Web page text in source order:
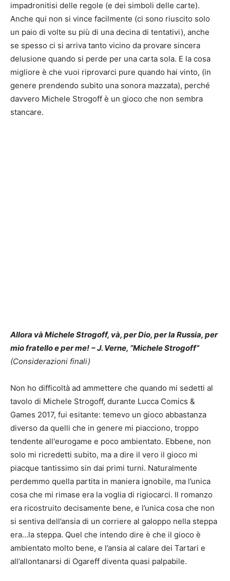
impadronitisi delle regole (e dei simboli delle carte).
Anche qui non si vince facilmente (ci sono riuscito solo
un paio di volte su più di una decina di tentativi), anche
se spesso ci si arriva tanto vicino da provare sincera
delusione quando si perde per una carta sola. E la cosa
migliore è che vuoi riprovarci pure quando hai vinto, (in
genere prendendo subito una sonora mazzata), perché
davvero Michele Strogoff è un gioco che non sembra
stancare.
Allora và Michele Strogoff, và, per Dio, per la Russia, per
mio fratello e per me! – J. Verne, “Michele Strogoff”
(Considerazioni finali)
Non ho difficoltà ad ammettere che quando mi sedetti al
tavolo di Michele Strogoff, durante Lucca Comics &
Games 2017, fui esitante: temevo un gioco abbastanza
diverso da quelli che in genere mi piacciono, troppo
tendente all'eurogame e poco ambientato. Ebbene, non
solo mi ricredetti subito, ma a dire il vero il gioco mi
piacque tantissimo sin dai primi turni. Naturalmente
perdemmo quella partita in maniera ignobile, ma l’unica
cosa che mi rimase era la voglia di rigiocarci. Il romanzo
era ricostruito decisamente bene, e l’unica cosa che non
si sentiva dell’ansia di un corriere al galoppo nella steppa
era…la steppa. Quel che intendo dire è che il gioco è
ambientato molto bene, e l’ansia al calare dei Tartari e
all’allontanarsi di Ogareff diventa quasi palpabile.